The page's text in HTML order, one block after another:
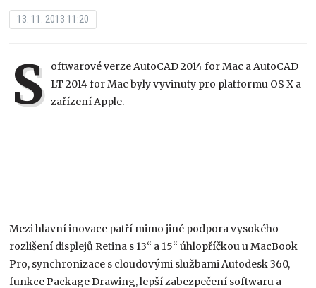
13. 11. 2013 11:20
S oftwarové verze AutoCAD 2014 for Mac a AutoCAD
LT 2014 for Mac byly vyvinuty pro platformu OS X a
zařízení Apple.
Mezi hlavní inovace patří mimo jiné podpora vysokého
rozlišení displejů Retina s 13“ a 15“ úhlopříčkou u MacBook
Pro, synchronizace s cloudovými službami Autodesk 360,
funkce Package Drawing, lepší zabezpečení softwaru a